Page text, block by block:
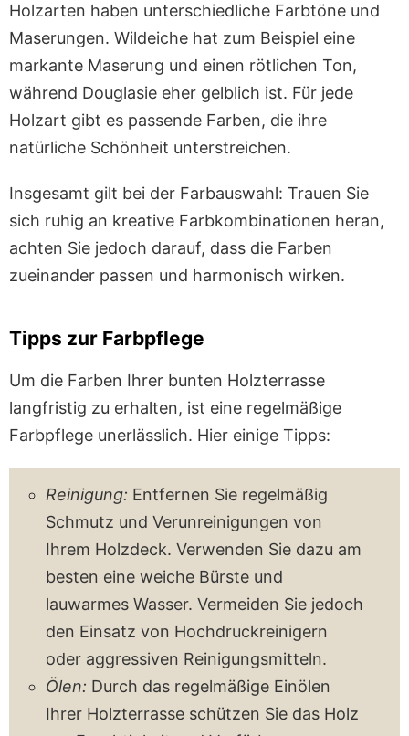
Holzarten haben unterschiedliche Farbtöne und
Maserungen. Wildeiche hat zum Beispiel eine
markante Maserung und einen rötlichen Ton,
während Douglasie eher gelblich ist. Für jede
Holzart gibt es passende Farben, die ihre
natürliche Schönheit unterstreichen.
Insgesamt gilt bei der Farbauswahl: Trauen Sie
sich ruhig an kreative Farbkombinationen heran,
achten Sie jedoch darauf, dass die Farben
zueinander passen und harmonisch wirken.
Tipps zur Farbpflege
Um die Farben Ihrer bunten Holzterrasse
langfristig zu erhalten, ist eine regelmäßige
Farbpflege unerlässlich. Hier einige Tipps:
Reinigung: Entfernen Sie regelmäßig
Schmutz und Verunreinigungen von
Ihrem Holzdeck. Verwenden Sie dazu am
besten eine weiche Bürste und
lauwarmes Wasser. Vermeiden Sie jedoch
den Einsatz von Hochdruckreinigern
oder aggressiven Reinigungsmitteln.
Ölen: Durch das regelmäßige Einölen
Ihrer Holzterrasse schützen Sie das Holz